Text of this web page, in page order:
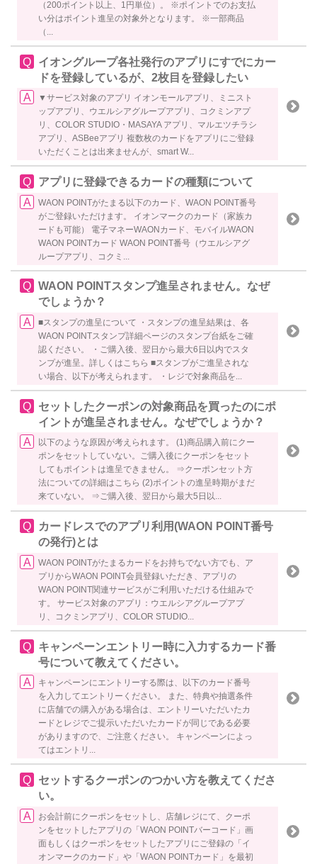
（200ポイント以上、1円単位）。 ※ポイントでのお支払
い分はポイント進呈の対象外となります。 ※一部商品
（...
イオングループ各社発行のアプリにすでにカー
ドを登録しているが、2枚目を登録したい
▼サービス対象のアプリ イオンモールアプリ、ミニスト
ップアプリ、ウエルシアグループアプリ、コクミンアプ
リ、COLOR STUDIO・MASAYA アプリ、マルエツチラシ
アプリ、ASBeeアプリ 複数枚のカードをアプリにご登録
いただくことは出来ませんが、smart W...
アプリに登録できるカードの種類について
WAON POINTがたまる以下のカード、WAON POINT番号
がご登録いただけます。 イオンマークのカード（家族カ
ードも可能） 電子マネーWAONカード、モバイルWAON
WAON POINTカード WAON POINT番号（ウエルシアグ
ループアプリ、コクミ...
WAON POINTスタンプ進呈されません。なぜ
でしょうか？
■スタンプの進呈について ・スタンプの進呈結果は、各
WAON POINTスタンプ詳細ページのスタンプ台紙をご確
認ください。 ・ご購入後、翌日から最大6日以内でスタ
ンプが進呈。詳しくはこちら ■スタンプがご進呈されな
い場合、以下が考えられます。 ・レジで対象商品を...
セットしたクーポンの対象商品を買ったのにポ
イントが進呈されません。なぜでしょうか？
以下のような原因が考えられます。 (1)商品購入前にクー
ポンをセットしていない。ご購入後にクーポンをセット
してもポイントは進呈できません。 ⇒クーポンセット方
法についての詳細はこちら (2)ポイントの進呈時期がまだ
来ていない。 ⇒ご購入後、翌日から最大5日以...
カードレスでのアプリ利用(WAON POINT番号
の発行)とは
WAON POINTがたまるカードをお持ちでない方でも、ア
プリからWAON POINT会員登録いただき、アプリの
WAON POINT関連サービスがご利用いただける仕組みで
す。 サービス対象のアプリ：ウエルシアグループアプ
リ、コクミンアプリ、COLOR STUDIO...
キャンペーンエントリー時に入力するカード番
号について教えてください。
キャンペーンにエントリーする際は、以下のカード番号
を入力してエントリーください。 また、特典や抽選条件
に店舗での購入がある場合は、エントリーいただいたカ
ードとレジでご提示いただいたカードが同じである必要
がありますので、ご注意ください。 キャンペーンによっ
てはエントリ...
セットするクーポンのつかい方を教えてくださ
い。
お会計前にクーポンをセットし、店舗レジにて、クーポ
ンをセットしたアプリの「WAON POINTバーコード」画
面もしくはクーポンをセットしたアプリにご登録の「イ
オンマークのカード」や「WAON POINTカード」を最初